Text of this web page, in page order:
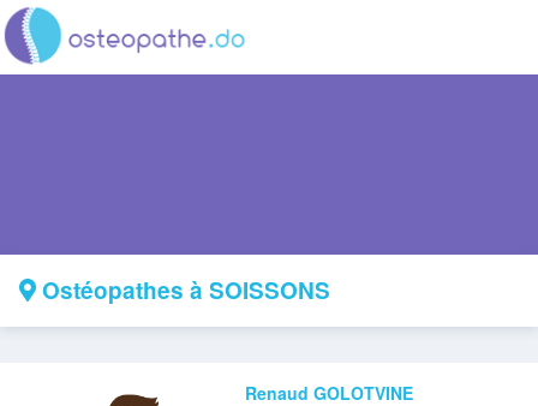
Ostéopathes à SOISSONS
Renaud GOLOTVINE